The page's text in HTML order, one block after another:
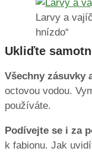
Larvy a
hnízdo“
Ukliďte
Všechny zásuvky
octovou vodou.
používáte.
Podívejte se i za
k fabionu. Jak